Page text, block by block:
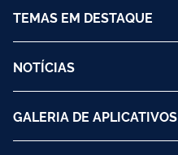
TEMAS EM DESTAQUE
NOTÍCIAS
GALERIA DE APLICATIVOS